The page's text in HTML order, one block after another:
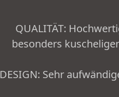
QUALITÄT:
besonders
DESIGN: Sehr